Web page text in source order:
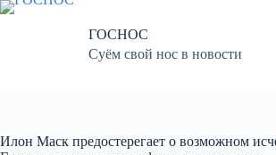
Перейти
ГОСНОС
Суём свой нос в новости
Илон Маск предостерегает о возможном